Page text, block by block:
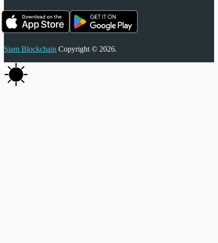
Siam Blockchain Copyright © 2026.